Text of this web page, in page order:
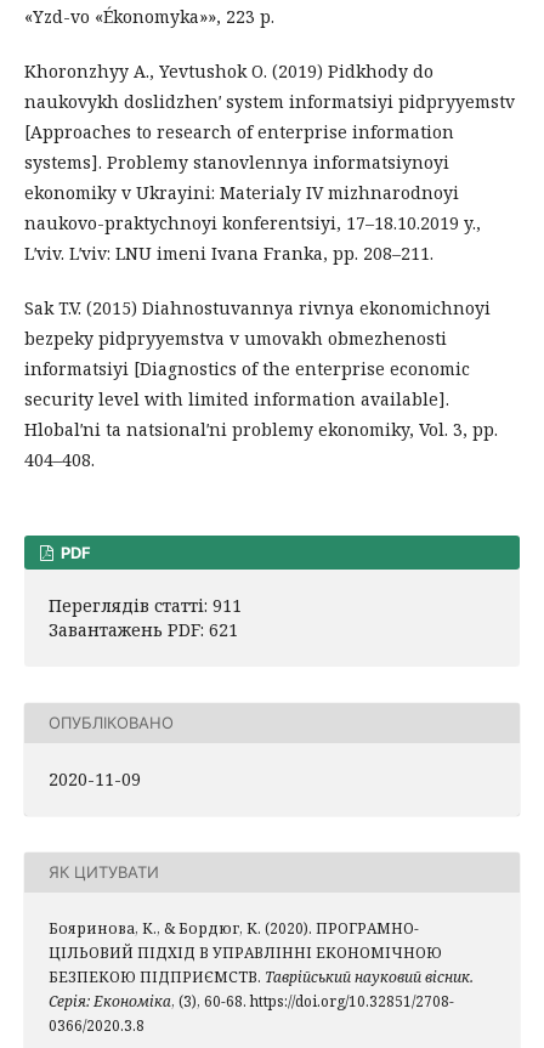
«Yzd-vo «Ékonomyka»», 223 p.
Khoronzhyy A., Yevtushok O. (2019) Pidkhody do
naukovykh doslidzhenʹ system informatsiyi pidpryyemstv
[Approaches to research of enterprise information
systems]. Problemy stanovlennya informatsiynoyi
ekonomiky v Ukrayini: Materialy IV mizhnarodnoyi
naukovo-praktychnoyi konferentsiyi, 17–18.10.2019 y.,
Lʹviv. Lʹviv: LNU imeni Ivana Franka, pp. 208–211.
Sak T.V. (2015) Diahnostuvannya rivnya ekonomichnoyi
bezpeky pidpryyemstva v umovakh obmezhenosti
informatsiyi [Diagnostics of the enterprise economic
security level with limited information available].
Hlobalʹni ta natsionalʹni problemy ekonomiky, Vol. 3, pp.
404–408.
PDF
Переглядів статті: 911
Завантажень PDF: 621
ОПУБЛІКОВАНО
2020-11-09
ЯК ЦИТУВАТИ
Бояринова, К., & Бордюг, К. (2020). ПРОГРАМНО-
ЦІЛЬОВИЙ ПІДХІД В УПРАВЛІННІ ЕКОНОМІЧНОЮ
БЕЗПЕКОЮ ПІДПРИЄМСТВ. Таврійський науковий вісник.
Серія: Економіка, (3), 60-68. https://doi.org/10.32851/2708-
0366/2020.3.8